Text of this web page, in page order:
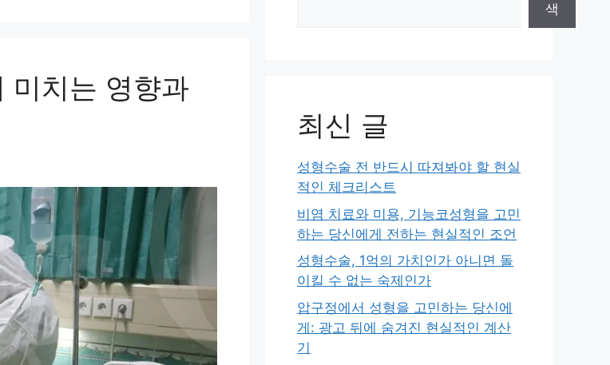
미치는 영향과
색
최신 글
성형수술 전 반드시 따져봐야 할 현실
적인 체크리스트
비염 치료와 미용, 기능코성형을 고민
하는 당신에게 전하는 현실적인 조언
성형수술, 1억의 가치인가 아니면 돌
이킬 수 없는 숙제인가
압구정에서 성형을 고민하는 당신에
게: 광고 뒤에 숨겨진 현실적인 계산
기